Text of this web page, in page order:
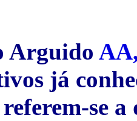
Arguido
já
se